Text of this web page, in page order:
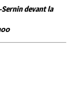
devant la